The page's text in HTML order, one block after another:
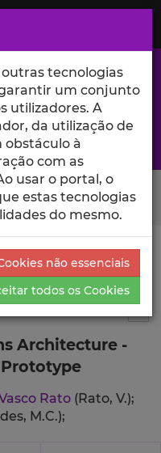
no Iscte
Descrição Detalhada
Architecture -
Rato (Rato, V.);
M.C.);
tecnologias
um conjunto
utilizadores. A
da utilização de
obstáculo à
com as
usar o portal, o
estas tecnologias
do mesmo.
não essenciais
todos os Cookies